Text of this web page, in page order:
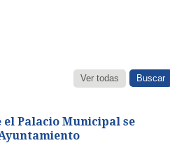
Ver todas
el Palacio Municipal se